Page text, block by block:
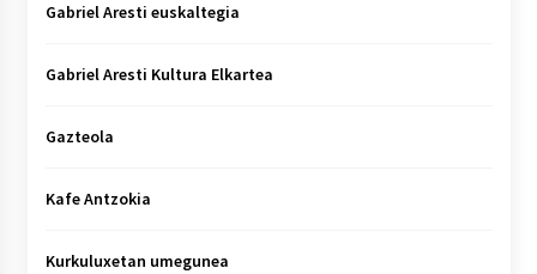
Gabriel Aresti euskaltegia
Gabriel Aresti Kultura Elkartea
Gazteola
Kafe Antzokia
Kurkuluxetan umegunea